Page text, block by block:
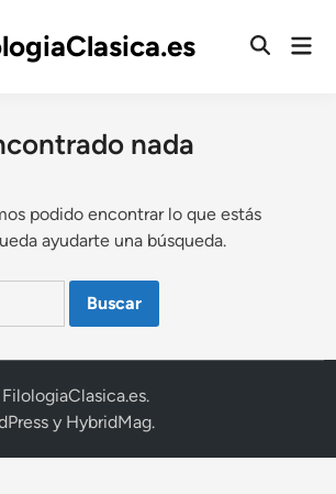
nada
podido encontrar lo que estás
ayudarte una búsqueda.
FilologiaClasica.es.
y HybridMag.